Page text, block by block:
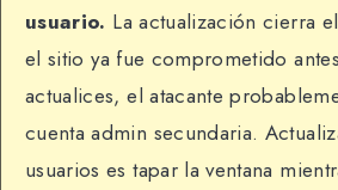
usuario. La actualización cierra
el sitio ya fue comprometido
actualices, el atacante
cuenta admin secundaria.
usuarios es tapar la ventana